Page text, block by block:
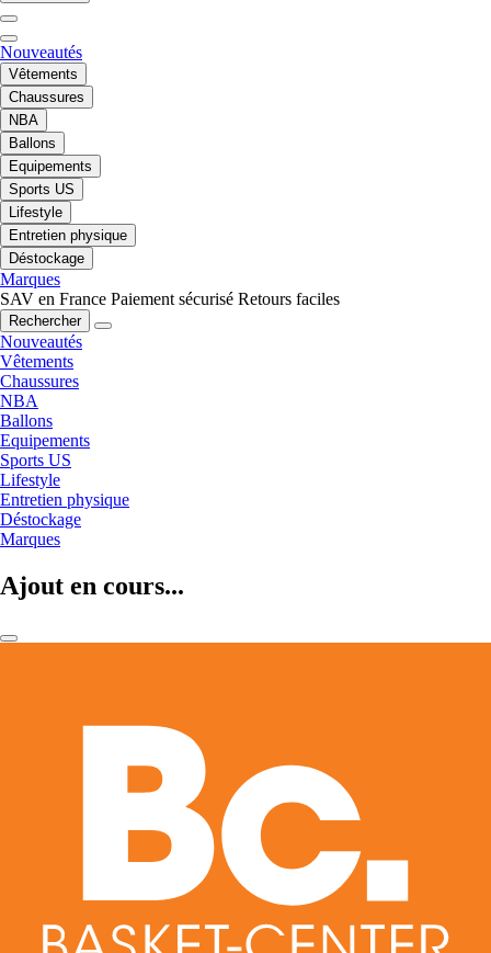
Nouveautés
Vêtements
Chaussures
NBA
Ballons
Equipements
Sports US
Lifestyle
Entretien physique
Déstockage
Marques
SAV en France Paiement sécurisé Retours faciles
Rechercher
Nouveautés
Vêtements
Chaussures
NBA
Ballons
Equipements
Sports US
Lifestyle
Entretien physique
Déstockage
Marques
Ajout en cours...